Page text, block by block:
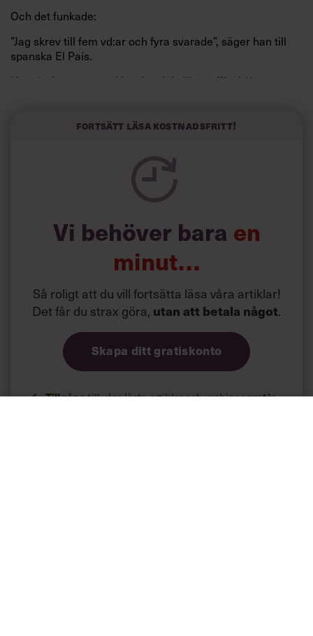
Och det funkade:
”Jag skrev till fem vd:ar och fyra svarade”, säger han till
spanska El País.
Horwitz har nu utvecklat sitt trick till en affärsidé: appen
kortfattat slarviga vd-stilen.
Fortsätt läsa kostnadsfritt!
Vi behöver bara en
minut…
Så roligt att du vill fortsätta läsa våra artiklar!
Det får du strax göra, utan att betala något.
Skapa ditt gratiskonto
Tillgångtill våra låsta artiklar och webinargratis